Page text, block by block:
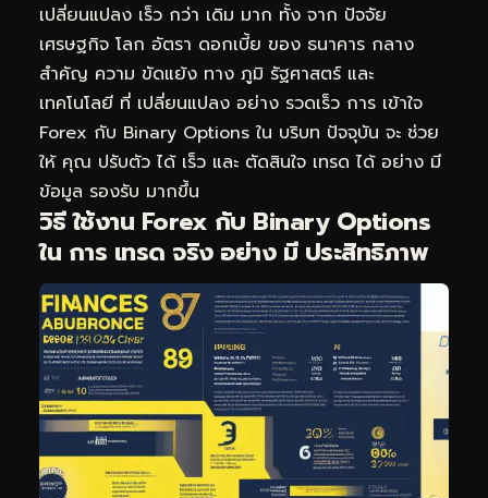
เปลี่ยนแปลง เร็ว กว่า เดิม มาก ทั้ง จาก ปัจจัย
เศรษฐกิจ โลก อัตรา ดอกเบี้ย ของ ธนาคาร กลาง
สำคัญ ความ ขัดแย้ง ทาง ภูมิ รัฐศาสตร์ และ
เทคโนโลยี ที่ เปลี่ยนแปลง อย่าง รวดเร็ว การ เข้าใจ
Forex กับ Binary Options ใน บริบท ปัจจุบัน จะ ช่วย
ให้ คุณ ปรับตัว ได้ เร็ว และ ตัดสินใจ เทรด ได้ อย่าง มี
ข้อมูล รองรับ มากขึ้น
วิธี ใช้งาน Forex กับ Binary Options
ใน การ เทรด จริง อย่าง มี ประสิทธิภาพ